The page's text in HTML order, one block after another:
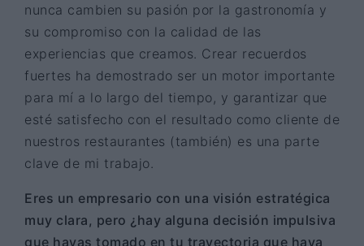
nunca cambien su pasión por la gastronomía y
su compromiso con la calidad de las
experiencias que creamos. Crear recuerdos
fuertes ha demostrado ser un motor importante
para mí a lo largo del tiempo, y garantizar que
esté satisfecho con el resultado como cliente de
nuestros restaurantes (también) es una parte
clave de mi trabajo.
Eres un empresario con una visión estratégica
muy clara, pero ¿hay alguna decisión impulsiva
que hayas tomado en tu trayectoria que haya